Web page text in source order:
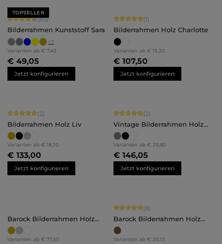
TOPSELLER
Durchschnittliche Bewertung von 4.71 von 5 Sternen
(85)
Bilderrahmen Kunststoff Sara
+7
Varianten ab € 7,45
€ 49,05
Jetzt konfigurieren
Durchschnittliche Bewertung von 5
(1)
Bilderrahmen Holz Charlotte
Varianten ab € 15,30
€ 107,50
Jetzt konfigurieren
Durchschnittliche Bewertung von 5 von 5 Sternen
(2)
Bilderrahmen Holz Liv
Varianten ab € 18,30
€ 133,00
Jetzt konfigurieren
Durchschnittliche Bewertung von 5
(2)
Vintage Bilderrahmen Holz
Insa
Varianten ab € 23,80
€ 146,05
Jetzt konfigurieren
Barock Bilderrahmen Holz
Victoria
Varianten ab € 77,50
Durchschnittliche Bewertung von 5
(8)
Barock Bilderrahmen Holz
Irene
Varianten ab € 25,10